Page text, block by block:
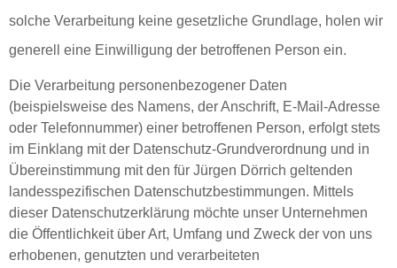
solche Verarbeitung keine gesetzliche Grundlage, holen wir
generell eine Einwilligung der betroffenen Person ein.
Die Verarbeitung personenbezogener Daten
(beispielsweise des Namens, der Anschrift, E-Mail-Adresse
oder Telefonnummer) einer betroffenen Person, erfolgt stets
im Einklang mit der Datenschutz-Grundverordnung und in
Übereinstimmung mit den für Jürgen Dörrich geltenden
landesspezifischen Datenschutzbestimmungen. Mittels
dieser Datenschutzerklärung möchte unser Unternehmen
die Öffentlichkeit über Art, Umfang und Zweck der von uns
erhobenen, genutzten und verarbeiteten